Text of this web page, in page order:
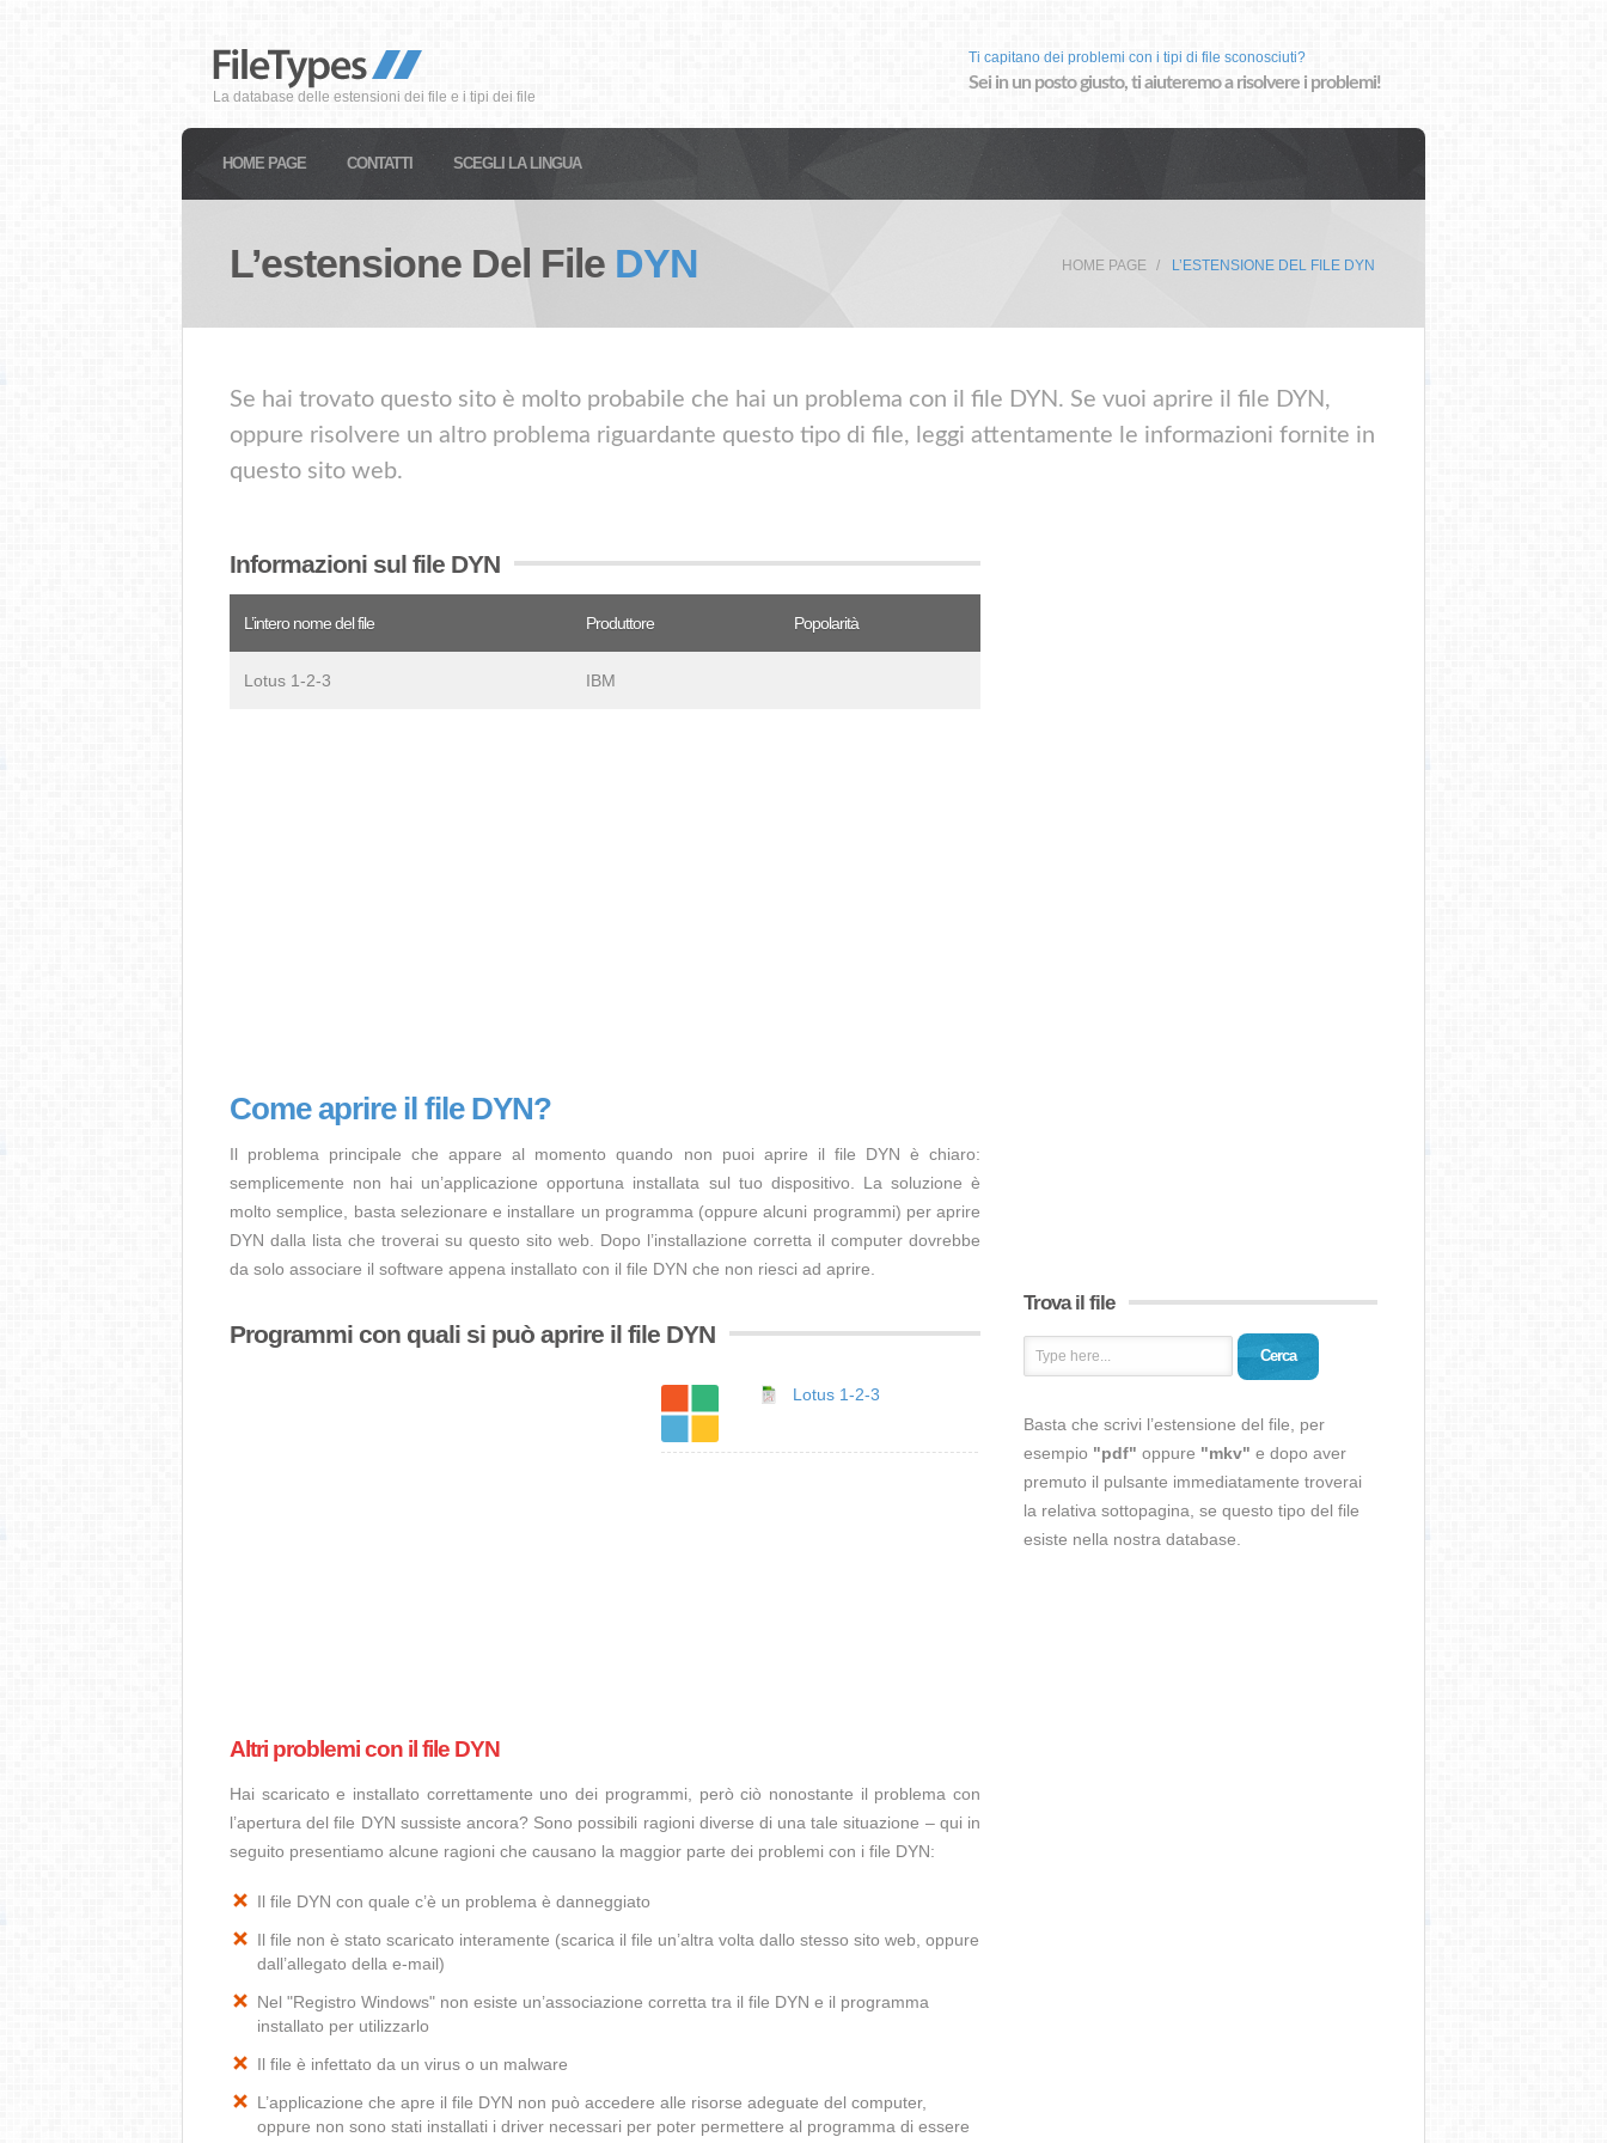
La database delle estensioni dei file e i tipi dei file
Ti capitano dei problemi con i tipi di file sconosciuti?
Sei in un posto giusto, ti aiuteremo a risolvere i problemi!
HOME PAGE CONTATTI SCEGLI LA LINGUA
L’estensione Del File DYN HOME PAGE L’ESTENSIONE DEL FILE DYN
Se hai trovato questo sito è molto probabile che hai un problema con il file DYN. Se vuoi aprire il file DYN,
oppure risolvere un altro problema riguardante questo tipo di file, leggi attentamente le informazioni fornite in
questo sito web.
Informazioni sul file DYN
L’intero nome del file Produttore Popolarità
Lotus 1-2-3 IBM
Come aprire il file DYN?
Il problema principale che appare al momento quando non puoi aprire il file DYN è chiaro:
semplicemente non hai un’applicazione opportuna installata sul tuo dispositivo. La soluzione è
molto semplice, basta selezionare e installare un programma (oppure alcuni programmi) per aprire
DYN dalla lista che troverai su questo sito web. Dopo l’installazione corretta il computer dovrebbe
da solo associare il software appena installato con il file DYN che non riesci ad aprire.
Programmi con quali si può aprire il file DYN
Lotus 1-2-3
Altri problemi con il file DYN
Hai scaricato e installato correttamente uno dei programmi, però ciò nonostante il problema con
l’apertura del file DYN sussiste ancora? Sono possibili ragioni diverse di una tale situazione – qui in
seguito presentiamo alcune ragioni che causano la maggior parte dei problemi con i file DYN:
Il file DYN con quale c’è un problema è danneggiato
Il file non è stato scaricato interamente (scarica il file un’altra volta dallo stesso sito web, oppure
dall’allegato della e-mail)
Nel "Registro Windows" non esiste un’associazione corretta tra il file DYN e il programma
installato per utilizzarlo
Il file è infettato da un virus o un malware
L’applicazione che apre il file DYN non può accedere alle risorse adeguate del computer,
oppure non sono stati installati i driver necessari per poter permettere al programma di essere
Trova il file
Cerca
Basta che scrivi l’estensione del file, per
esempio "pdf" oppure "mkv" e dopo aver
premuto il pulsante immediatamente troverai
la relativa sottopagina, se questo tipo del file
esiste nella nostra database.